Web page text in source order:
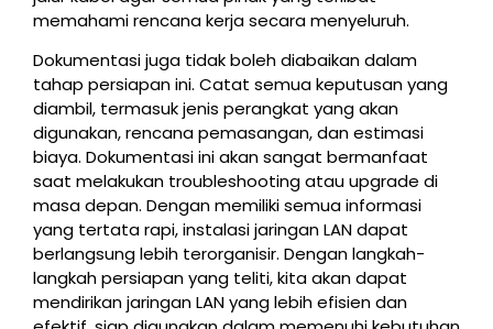
memahami rencana kerja secara menyeluruh.
Dokumentasi juga tidak boleh diabaikan dalam
tahap persiapan ini. Catat semua keputusan yang
diambil, termasuk jenis perangkat yang akan
digunakan, rencana pemasangan, dan estimasi
biaya. Dokumentasi ini akan sangat bermanfaat
saat melakukan troubleshooting atau upgrade di
masa depan. Dengan memiliki semua informasi
yang tertata rapi, instalasi jaringan LAN dapat
berlangsung lebih terorganisir. Dengan langkah-
langkah persiapan yang teliti, kita akan dapat
mendirikan jaringan LAN yang lebih efisien dan